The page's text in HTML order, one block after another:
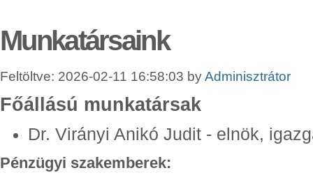
Munkatársaink
Feltöltve: 2026-02-11 16:58:03 byAdminisztrátor
Főállású munkatársak
Dr. Virányi Anikó Judit - elnök,
Pénzügyi szakemberek: